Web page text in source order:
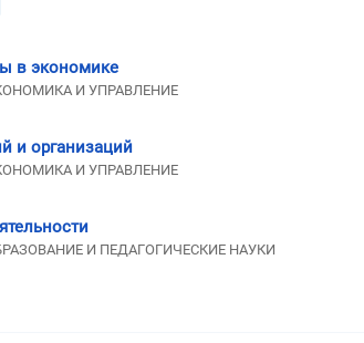
в экономике
И УПРАВЛЕНИЕ
и организаций
И УПРАВЛЕНИЕ
И ПЕДАГОГИЧЕСКИЕ НАУКИ